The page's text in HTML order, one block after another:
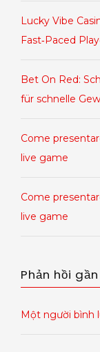
Lucky Vibe
Fast‑Paced
Bet On Red:
für schnelle
Come
live game
Come
live game
Phản hồi
Một người bình